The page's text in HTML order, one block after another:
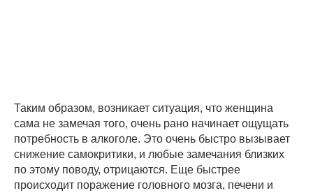
Таким образом, возникает ситуация, что женщина
сама не замечая того, очень рано начинает ощущать
потребность в алкоголе. Это очень быстро вызывает
снижение самокритики, и любые замечания близких
по этому поводу, отрицаются. Еще быстрее
происходит поражение головного мозга, печени и